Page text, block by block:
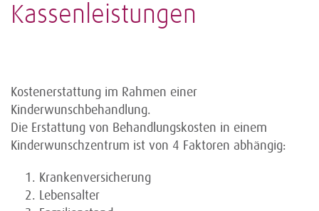
Kassenleistungen
Kostenerstattung im Rahmen einer
Kinderwunschbehandlung.
Die Erstattung von Behandlungskosten in einem
Kinderwunschzentrum ist von 4 Faktoren abhängig:
Krankenversicherung
Lebensalter